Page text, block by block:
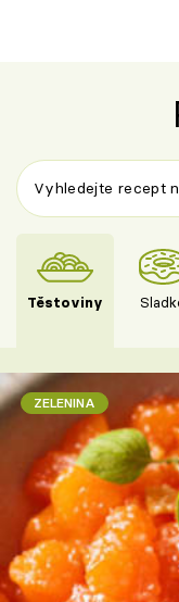
Těstoviny
ZELENINA